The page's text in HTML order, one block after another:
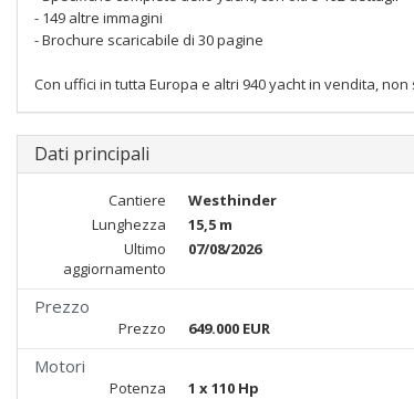
- 149 altre immagini
- Brochure scaricabile di 30 pagine
Con uffici in tutta Europa e altri 940 yacht in vendita,
Dati principali
Cantiere Westhinder
Lunghezza
15,5 m
Ultimo
aggiornamento
07/08/2026
Prezzo
Prezzo 649.000 EUR
Motori
Potenza 1 x 110 Hp